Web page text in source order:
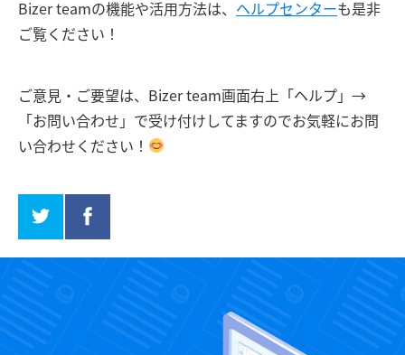
Bizer teamの機能や活用方法は、 ヘルプセンターも是非
ご覧ください！
ご意見・ご要望は、Bizer team画面右上「ヘルプ」→
「お問い合わせ」で受け付けしてますのでお気軽にお問
い合わせください！